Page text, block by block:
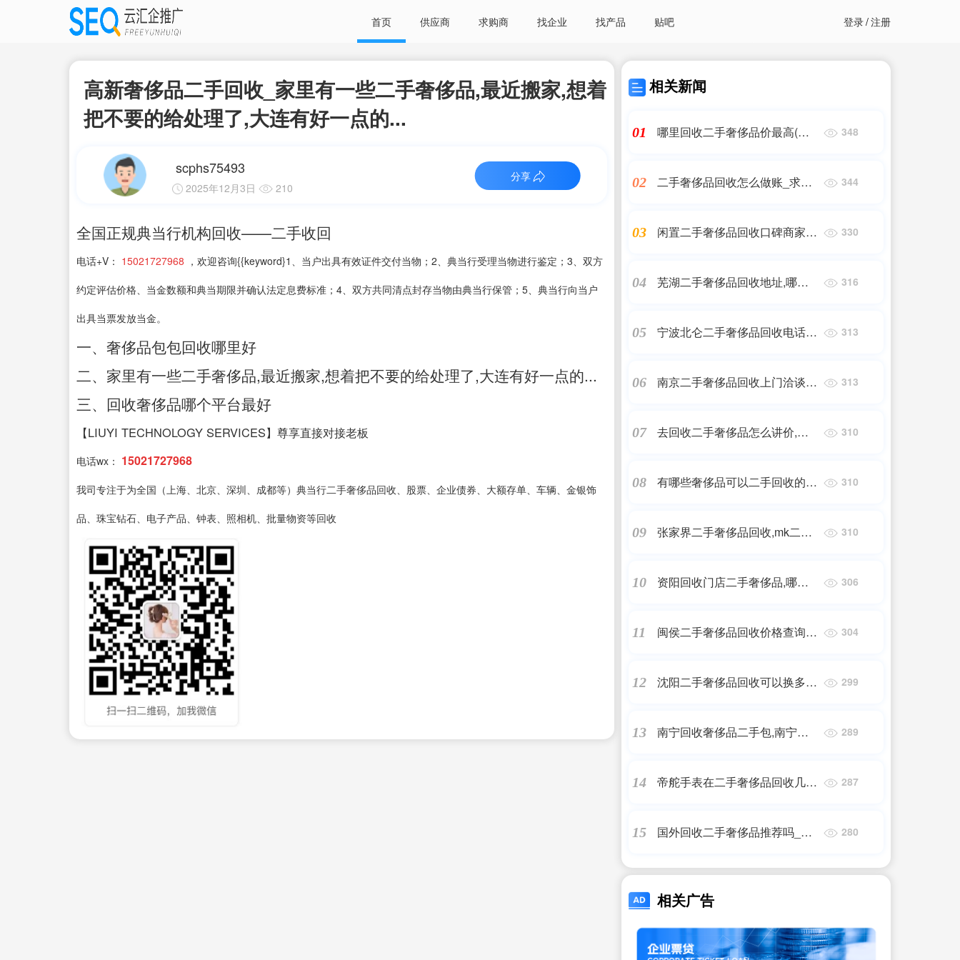
首页 供应商 求购商 找企业 找产品 贴吧 登录/注册
高新奢侈品二手回收_家里有一些二手奢侈品,最近搬家,想着
把不要的给处理了,大连有好一点的...
scphs75493
2025年12月3日 210
分享
全国正规典当行机构回收——二手收回
电话+V： 15021727968 ，欢迎咨询{{keyword}1、当户出具有效证件交付当物；2、典当行受理当物进行鉴定；3、双方
约定评估价格、当金数额和典当期限并确认法定息费标准；4、双方共同清点封存当物由典当行保管；5、典当行向当户
出具当票发放当金。
一、奢侈品包包回收哪里好
二、家里有一些二手奢侈品,最近搬家,想着把不要的给处理了,大连有好一点的...
三、回收奢侈品哪个平台最好
【LIUYI TECHNOLOGY SERVICES】尊享直接对接老板
电话wx： 15021727968
我司专注于为全国（上海、北京、深圳、成都等）典当行二手奢侈品回收、股票、企业债券、大额存单、车辆、金银饰
品、珠宝钻石、电子产品、钟表、照相机、批量物资等回收
相关新闻
01
哪里回收二手奢侈品价最高(二
348
02
二手奢侈品回收怎么做账_求解
344
03
闲置二手奢侈品回收口碑商家,
330
04
芜湖二手奢侈品回收地址,哪里
316
05
宁波北仑二手奢侈品回收电话多
313
06
南京二手奢侈品回收上门洽谈_
313
07
去回收二手奢侈品怎么讲价,二
310
08
有哪些奢侈品可以二手回收的平
310
09
张家界二手奢侈品回收,mk二手
310
10
资阳回收门店二手奢侈品,哪里
306
11
闽侯二手奢侈品回收价格查询,
304
12
沈阳二手奢侈品回收可以换多少
钱?
299
13
南宁回收奢侈品二手包,南宁二
289
14
帝舵手表在二手奢侈品回收几
287
15
国外回收二手奢侈品推荐吗_奢
280
相关广告